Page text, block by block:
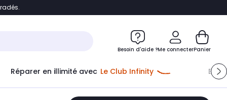
Accéder directement au chatbot
Besoin d'aide ?Me connecterPanier
Réparer en illimité avec Le Club Infinity